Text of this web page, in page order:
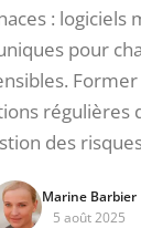
:
pour
des
Marine Barbier
5 août 2025